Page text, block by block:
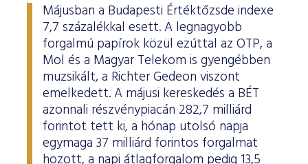
Májusban a Budapesti Értéktőzsde indexe
7,7 százalékkal esett. A legnagyobb
forgalmú papírok közül ezúttal az OTP, a
Mol és a Magyar Telekom is gyengébben
muzsikált, a Richter Gedeon viszont
emelkedett. A májusi kereskedés a BÉT
azonnali részvénypiacán 282,7 milliárd
forintot tett ki, a hónap utolsó napja
egymaga 37 milliárd forintos forgalmat
hozott, a napi átlagforgalom pedig 13,5